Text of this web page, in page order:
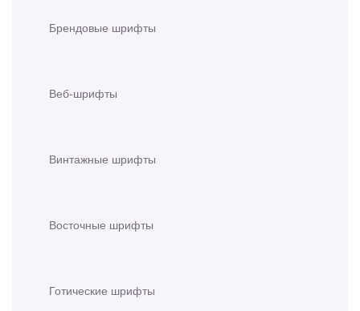
Брендовые шрифты
Веб-шрифты
Винтажные шрифты
Восточные шрифты
Готические шрифты